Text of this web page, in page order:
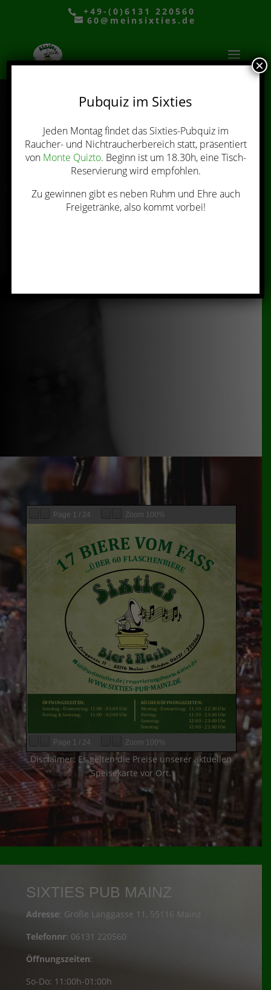
+49-(0)6131 220560
60@meinsixties.de
über 100 Biersorten, Wein und
kleine, wie große Gerichte
UNSERE
KARTE
Page 1 / 24 Zoom 100%
Page 1 / 24 Zoom 100%
Disclaimer: Es gelten die Preise unserer aktuellen
Speisekarte vor Ort.
SIXTIES PUB MAINZ
Adresse: Große Langgasse 11, 55116 Mainz
Telefonnr: 06131 220560
Öffnungszeiten:
So-Do: 11:00h-01:00h
Pubquiz im Sixties
Jeden Montag findet das Sixties-Pubquiz im
Raucher- und Nichtraucherbereich statt, präsentiert
von Monte Quizto. Beginn ist um 18.30h, eine Tisch-
Reservierung wird empfohlen.
Zu gewinnen gibt es neben Ruhm und Ehre auch
Freigetränke, also kommt vorbei!
×